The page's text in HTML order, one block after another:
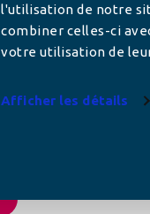
l'utilisation de notre
combiner celles-ci
votre utilisation de
Afficher les détails